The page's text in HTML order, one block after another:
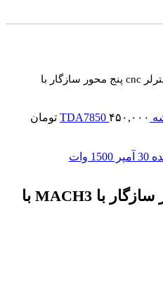
برد کنترلر cnc پنج محور سازگار با
۴۵۰,۰۰۰
تومان
برد کنترلر cnc پنج محور سازگار با MACH3 با